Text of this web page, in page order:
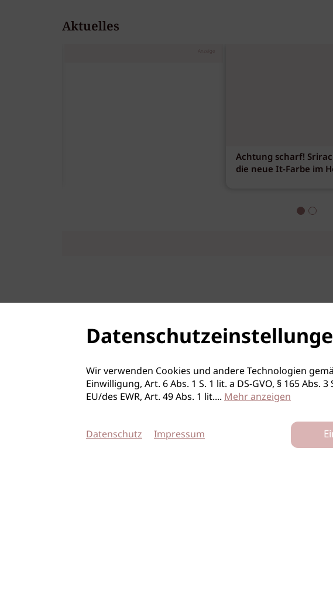
Aktuelles
Anzeige
Achtung scharf!
die neue It-Farbe im
Wir verwenden Cookies und andere Technologien
Einwilligung, Art. 6 Abs. 1 S. 1 lit. a DS-GVO, § 165
EU/des EWR, Art. 49 Abs. 1 lit.... Mehr anzeigen
Datenschutz Impressum